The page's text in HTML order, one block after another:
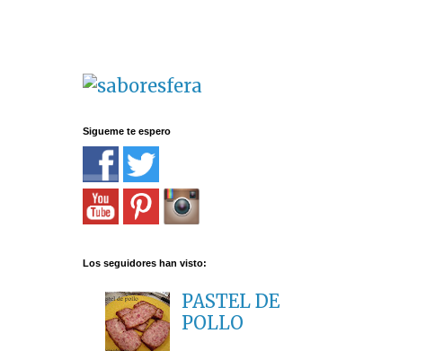
Sigueme te espero
Los seguidores han visto:
PASTEL DE
POLLO